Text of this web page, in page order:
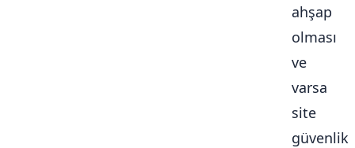
ahşap
olması
ve
varsa
site
güvenlik